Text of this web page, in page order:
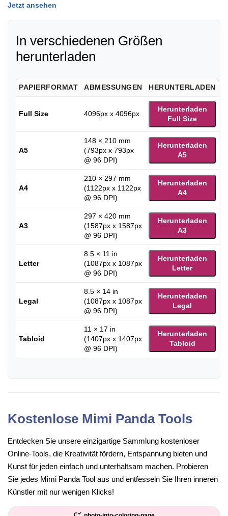
Jetzt ansehen
In verschiedenen Größen
herunterladen
PAPIERFORMAT ABMESSUNGEN HERUNTERLADEN
Full Size 4096px x 4096px
Herunterladen
Full Size
A5
148 × 210 mm
(793px x 793px
@ 96 DPI)
Herunterladen
A5
A4
210 × 297 mm
(1122px x 1122px
@ 96 DPI)
Herunterladen
A4
A3
297 × 420 mm
(1587px x 1587px
@ 96 DPI)
Herunterladen
A3
Letter
8.5 × 11 in
(1087px x 1087px
@ 96 DPI)
Herunterladen
Letter
Legal
8.5 × 14 in
(1087px x 1087px
@ 96 DPI)
Herunterladen
Legal
Tabloid
11 × 17 in
(1407px x 1407px
@ 96 DPI)
Herunterladen
Tabloid
Kostenlose Mimi Panda Tools
Entdecken Sie unsere einzigartige Sammlung kostenloser
Online-Tools, die Kreativität fördern, Entspannung bieten und
Kunst für jeden einfach und unterhaltsam machen. Probieren
Sie jedes Mimi Panda Tool aus und entfesseln Sie Ihren inneren
Künstler mit nur wenigen Klicks!